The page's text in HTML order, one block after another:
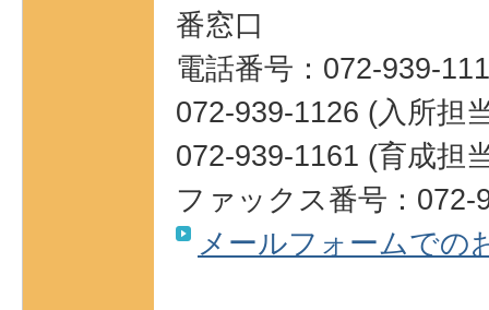
番窓口
電話番号：072-939-
072-939-1126 (入所担
072-939-1161 (育成担
ファックス番号：072-
メールフォームでの